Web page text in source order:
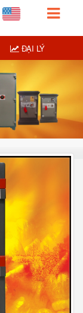
ĐẠI LÝ